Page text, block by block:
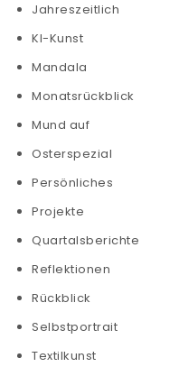
Jahreszeitlich
KI-Kunst
Mandala
Monatsrückblick
Mund auf
Osterspezial
Persönliches
Projekte
Quartalsberichte
Reflektionen
Rückblick
Selbstportrait
Textilkunst